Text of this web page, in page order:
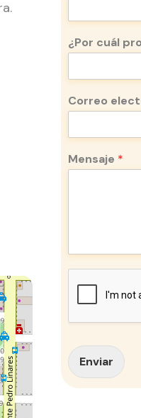
¿Por cuál
Correo
Mensaje *
Enviar